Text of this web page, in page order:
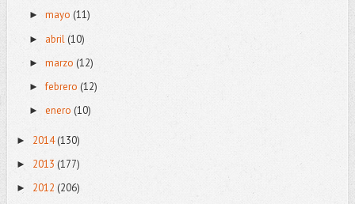
► mayo (11)
► abril(10)
► marzo (12)
►febrero (12)
► enero (10)
► 2014(130)
► 2013 (177)
► 2012 (206)